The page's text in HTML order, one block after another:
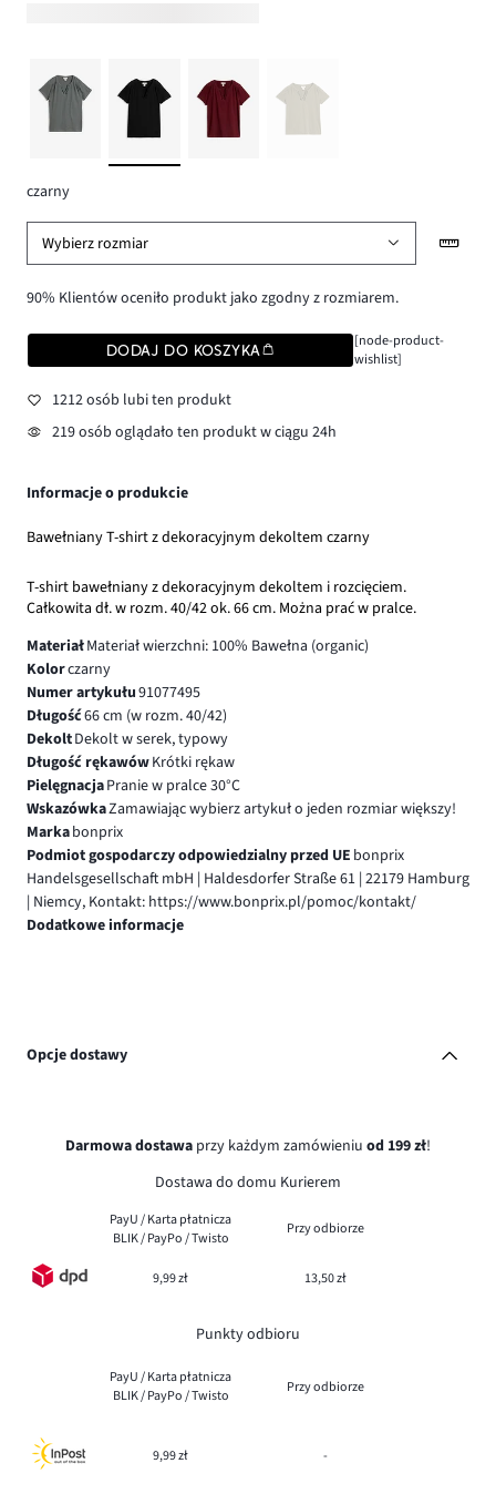
czarny
Wybierz rozmiar
90% Klientów oceniło produkt jako zgodny z rozmiarem.
DODAJ DO KOSZYKA
[node-product-
wishlist]
1212 osób lubi ten produkt
219 osób oglądało ten produkt w ciągu 24h
Informacje o produkcie
Bawełniany T-shirt z dekoracyjnym dekoltem czarny
T-shirt bawełniany z dekoracyjnym dekoltem i rozcięciem.
Całkowita dł. w rozm. 40/42 ok. 66 cm. Można prać w pralce.
MateriałMateriał wierzchni: 100% Bawełna (organic)
Kolorczarny
Numer artykułu91077495
Długość66 cm (w rozm. 40/42)
DekoltDekolt w serek, typowy
Długość rękawówKrótki rękaw
PielęgnacjaPranie w pralce 30°C
WskazówkaZamawiając wybierz artykuł o jeden rozmiar większy!
Markabonprix
Podmiot gospodarczy odpowiedzialny przed UE bonprix
Handelsgesellschaft mbH | Haldesdorfer Straße 61 | 22179 Hamburg
| Niemcy, Kontakt: https://www.bonprix.pl/pomoc/kontakt/
Dodatkowe informacje
Opcje dostawy
Darmowa dostawa przy każdym zamówieniu od 199 zł!
Dostawa do domu Kurierem
PayU / Karta płatnicza
BLIK / PayPo / Twisto
Przy odbiorze
9,99 zł 13,50 zł
Punkty odbioru
PayU / Karta płatnicza
BLIK / PayPo / Twisto
Przy odbiorze
9,99 zł -